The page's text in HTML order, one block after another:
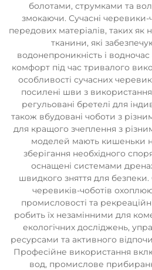
болотами, струмками та
змокаючи. Сучасні черевики-
передових матеріалів, таких як
тканини, які
водонепроникність і водночас
комфорт під час тривалого
особливості сучасних
посилені шви з
регульовані бретелі для
також вбудовані чоботи з
для кращого зчеплення з
моделей мають кишеньки
зберігання необхідного
оснащені системами
швидкого зняття для безпеки.
черевиків-чоботів
промисловості та
робить їх незамінними для
екологічних досліджень,
ресурсами та активного
Професійне використання
вод, промислове